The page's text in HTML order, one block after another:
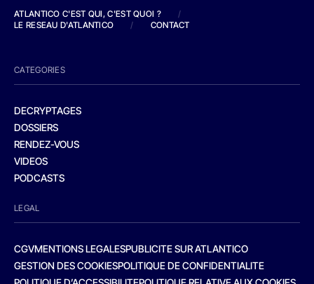
ATLANTICO C'EST QUI, C'EST QUOI ?
/
LE RESEAU D'ATLANTICO
/ CONTACT
CATEGORIES
DECRYPTAGES
DOSSIERS
RENDEZ-VOUS
VIDEOS
PODCASTS
LEGAL
CGVMENTIONS LEGALESPUBLICITE SUR ATLANTICO
GESTION DES COOKIESPOLITIQUE DE CONFIDENTIALITE